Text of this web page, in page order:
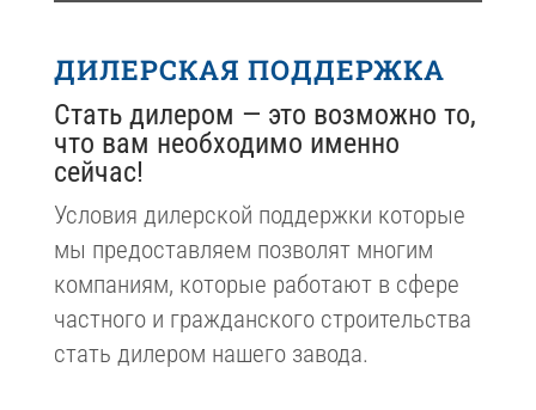
ДИЛЕРСКАЯ ПОДДЕРЖКА
Стать дилером — это возможно то,
что вам необходимо именно
сейчас!
Условия дилерской поддержки которые
мы предоставляем позволят многим
компаниям, которые работают в сфере
частного и гражданского строительства
стать дилером нашего завода.